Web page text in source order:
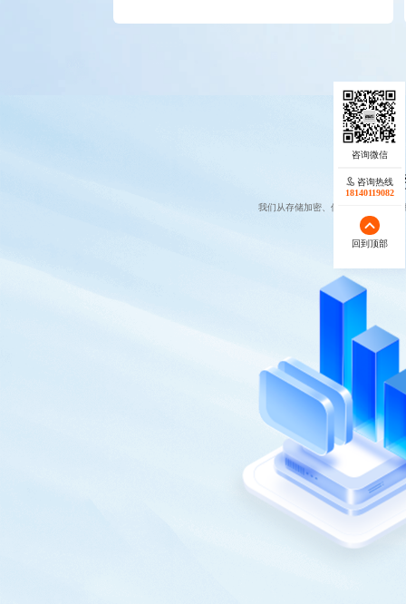
加
我们从存储加密、传输防护、权限
咨询热线
18140119082
回到顶部